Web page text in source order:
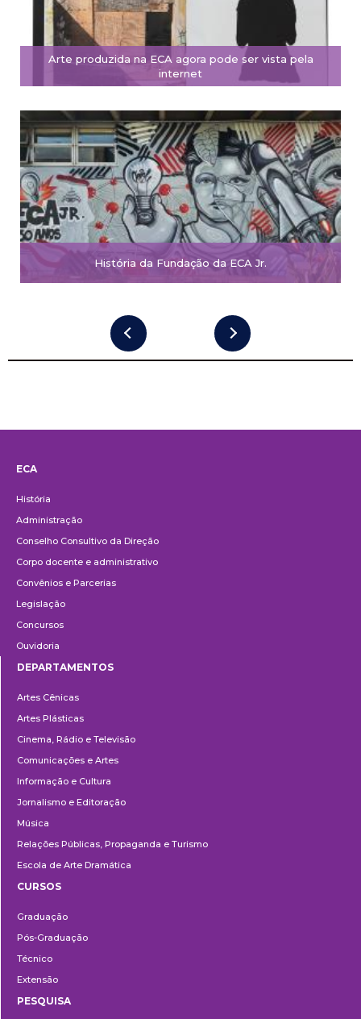
Arte produzida na ECA agora pode ser vista pela
internet
História da Fundação da ECA Jr.
ECA
História
Administração
Conselho Consultivo da Direção
Corpo docente e administrativo
Convênios e Parcerias
Legislação
Concursos
Ouvidoria
DEPARTAMENTOS
Artes Cênicas
Artes Plásticas
Cinema, Rádio e Televisão
Comunicações e Artes
Informação e Cultura
Jornalismo e Editoração
Música
Relações Públicas, Propaganda e Turismo
Escola de Arte Dramática
CURSOS
Graduação
Pós-Graduação
Técnico
Extensão
PESQUISA